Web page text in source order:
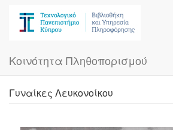
Κοινότητα Πληθοπορισμού
Γυναίκες Λευκονοίκου